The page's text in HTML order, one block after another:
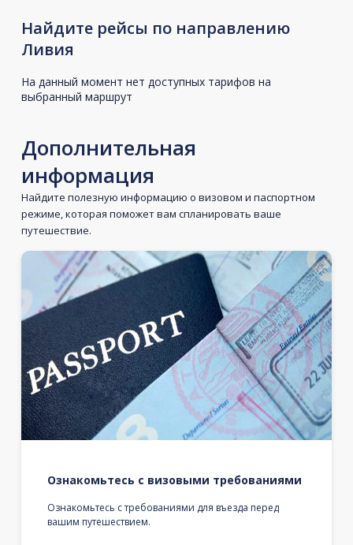
Найдите рейсы по направлению
Ливия
На данный момент нет доступных тарифов на
выбранный маршрут
Дополнительная
информация
Найдите полезную информацию о визовом и паспортном
режиме, которая поможет вам спланировать ваше
путешествие.
Ознакомьтесь с визовыми требованиями
Ознакомьтесь с требованиями для въезда перед
вашим путешествием.